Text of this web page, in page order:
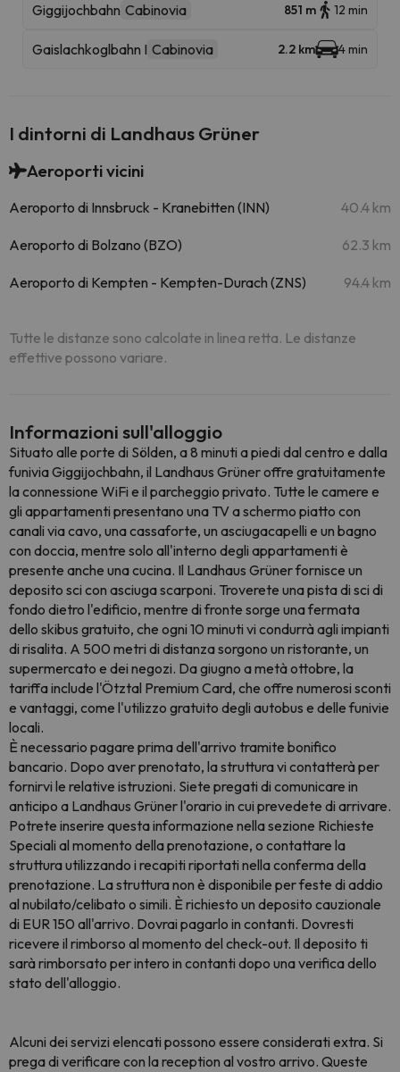
Giggijochbahn Cabinovia 851 m 12 min
Gaislachkoglbahn I Cabinovia 2.2 km 4 min
I dintorni di Landhaus Grüner
Aeroporti vicini
Aeroporto di Innsbruck - Kranebitten (INN) 40.4 km
Aeroporto di Bolzano (BZO) 62.3 km
Aeroporto di Kempten - Kempten-Durach (ZNS) 94.4 km
Tutte le distanze sono calcolate in linea retta. Le distanze
effettive possono variare.
Informazioni sull'alloggio
Situato alle porte di Sölden, a 8 minuti a piedi dal centro e dalla
funivia Giggijochbahn, il Landhaus Grüner offre gratuitamente
la connessione WiFi e il parcheggio privato. Tutte le camere e
gli appartamenti presentano una TV a schermo piatto con
canali via cavo, una cassaforte, un asciugacapelli e un bagno
con doccia, mentre solo all'interno degli appartamenti è
presente anche una cucina. Il Landhaus Grüner fornisce un
deposito sci con asciuga scarponi. Troverete una pista di sci di
fondo dietro l'edificio, mentre di fronte sorge una fermata
dello skibus gratuito, che ogni 10 minuti vi condurrà agli impianti
di risalita. A 500 metri di distanza sorgono un ristorante, un
supermercato e dei negozi. Da giugno a metà ottobre, la
tariffa include l'Ötztal Premium Card, che offre numerosi sconti
e vantaggi, come l'utilizzo gratuito degli autobus e delle funivie
locali.
È necessario pagare prima dell'arrivo tramite bonifico
bancario. Dopo aver prenotato, la struttura vi contatterà per
fornirvi le relative istruzioni. Siete pregati di comunicare in
anticipo a Landhaus Grüner l'orario in cui prevedete di arrivare.
Potrete inserire questa informazione nella sezione Richieste
Speciali al momento della prenotazione, o contattare la
struttura utilizzando i recapiti riportati nella conferma della
prenotazione. La struttura non è disponibile per feste di addio
al nubilato/celibato o simili. È richiesto un deposito cauzionale
di EUR 150 all'arrivo. Dovrai pagarlo in contanti. Dovresti
ricevere il rimborso al momento del check-out. Il deposito ti
sarà rimborsato per intero in contanti dopo una verifica dello
stato dell'alloggio.
Alcuni dei servizi elencati possono essere considerati extra. Si
prega di verificare con la reception al vostro arrivo. Queste